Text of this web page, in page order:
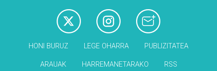
HONI BURUZ LEGE OHARRA PUBLIZITATEA
ARAUAK HARREMANETARAKO RSS